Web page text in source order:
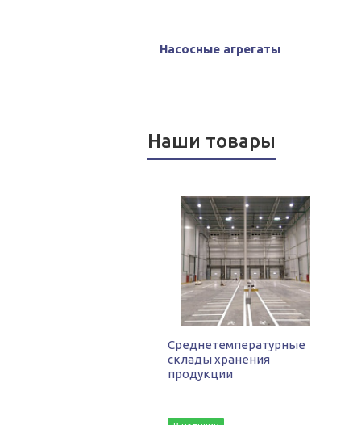
Насосные агрегаты
Наши товары
Среднетемпературные
склады хранения
продукции